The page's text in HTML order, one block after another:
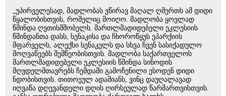
„უპირველესად, მადლობას ვწირავ მაღალ ღმერთს ამ დიდი
წყალობისთვის, რომელიც მოიღო. მადლობა ყოვლად
წმინდა ღვთისმშობელს. მართლმადიდებელი ეკლესიის
წმინდანთა დასს, სენაკისა და ჩხოროწყუს ეპარქიის
მფარველს, ალექსი სენაკელს და სხვა ჩვენ სასიქადულო
მოღვაწეებს შემწეობისთვის. მადლობა საქართველოს
მართლმადიდებელი ეკლესიის წმინდა სინოდის
მღვდელმთავრებს ჩემდამი გამოჩენილი ესოდენ დიდი
ნდობისთვის. თითოეულ ადამიანს, ვინც დაუღალავად
იღვაწა დღევანდელი დღის ღირსეულად წარმართვისთვის.